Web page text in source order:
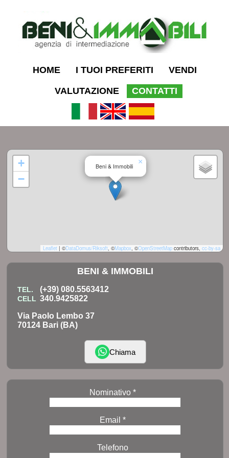
HOME I TUOI PREFERITI VENDI
VALUTAZIONE CONTATTI
Beni & Immobili
×
+
−
Leaflet | ©DataDomus/Riksoft, ©Mapbox, ©OpenStreetMap contributors, cc-by-sa
BENI & IMMOBILI
TEL. (+39) 080.5563412
CELL 340.9425822
Via Paolo Lembo 37
70124 Bari (BA)
Chiama
Nominativo *
Email *
Telefono